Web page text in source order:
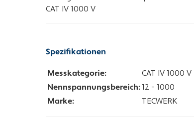
CAT IV 1000 V
Spezifikationen
Messkategorie:
CAT IV 1000 V
Nennspannungsbereich:
12 - 1000
Marke:
TECWERK